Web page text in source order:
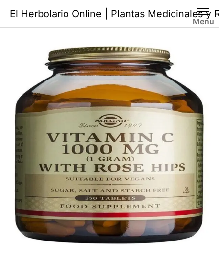
contenido
El Herbolario Online | Plantas Medicinales y
Menu